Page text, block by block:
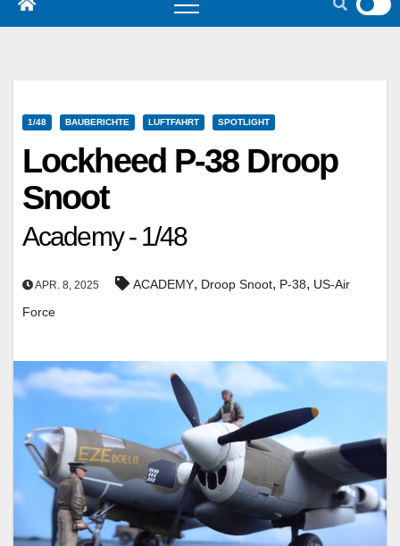
1/48 BAUBERICHTE LUFTFAHRT SPOTLIGHT
Lockheed P-38 Droop
Snoot
Academy - 1/48
APR. 8, 2025 ACADEMY, Droop Snoot, P-38, US-Air
Force